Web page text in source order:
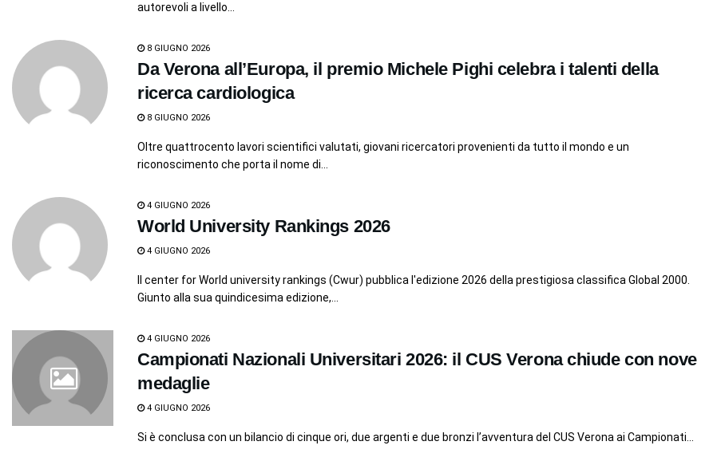
autorevoli a livello...
8 GIUGNO 2026
Da Verona all’Europa, il premio Michele Pighi celebra i talenti della
ricerca cardiologica
8 GIUGNO 2026
Oltre quattrocento lavori scientifici valutati, giovani ricercatori provenienti da tutto il mondo e un
riconoscimento che porta il nome di...
4 GIUGNO 2026
World University Rankings 2026
4 GIUGNO 2026
Il center for World university rankings (Cwur) pubblica l'edizione 2026 della prestigiosa classifica Global 2000.
Giunto alla sua quindicesima edizione,...
4 GIUGNO 2026
Campionati Nazionali Universitari 2026: il CUS Verona chiude con nove
medaglie
4 GIUGNO 2026
Si è conclusa con un bilancio di cinque ori, due argenti e due bronzi l’avventura del CUS Verona ai Campionati...